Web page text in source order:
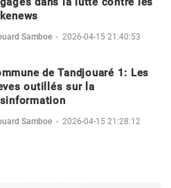
Samboe - 2026-04-15 21:40:53
de Tandjouaré 1: Les
outillés sur la
Samboe - 2026-04-15 21:28:12